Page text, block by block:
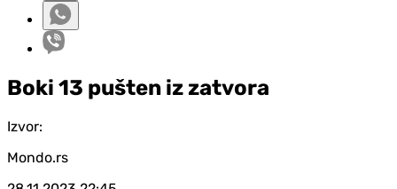
Boki 13 pušten iz zatvora
Izvor:
Mondo.rs